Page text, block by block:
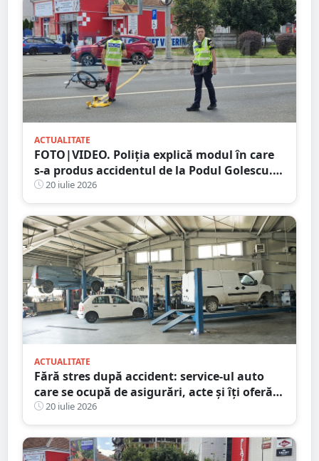
ACTUALITATE
FOTO|VIDEO. Poliția explică modul în care
s-a produs accidentul de la Podul Golescu.
Biciclist lovit de o mașină
20 iulie 2026
ACTUALITATE
Fără stres după accident: service-ul auto
care se ocupă de asigurări, acte și îți oferă
mașină la schimb
20 iulie 2026